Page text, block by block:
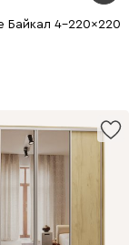
Байкал 4-220x220